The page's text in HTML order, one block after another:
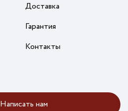
Доставка
Гарантия
Контакты
Написать нам